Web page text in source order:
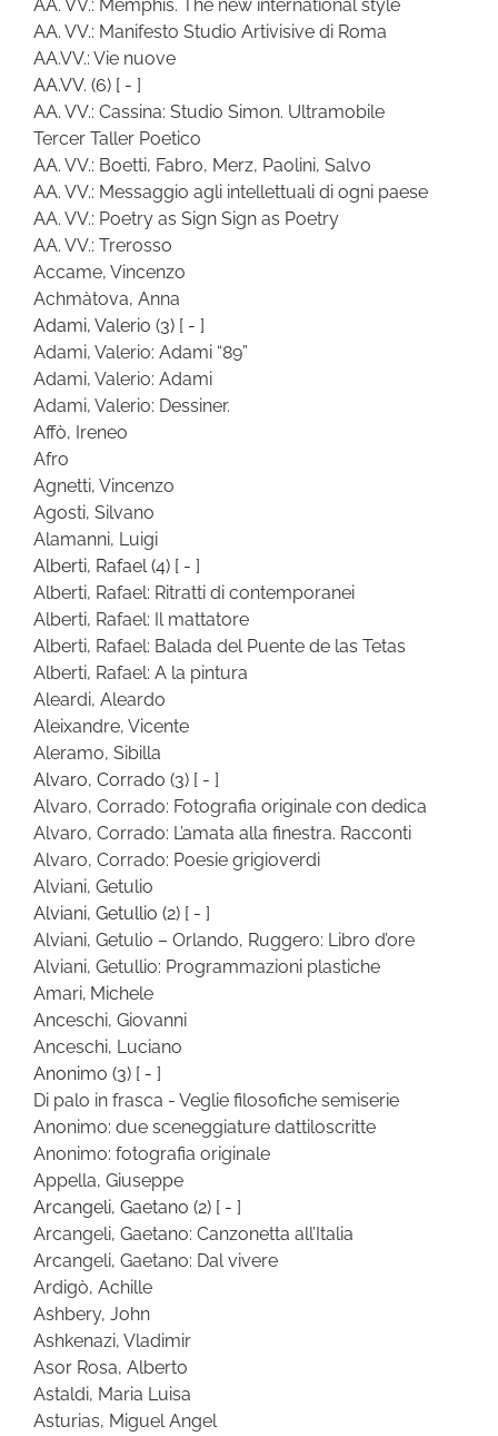
AA. VV.: Memphis. The new international style
AA. VV.: Manifesto Studio Artivisive di Roma
AA.VV.: Vie nuove
AA.VV. (6) [ - ]
AA. VV.: Cassina: Studio Simon. Ultramobile
Tercer Taller Poetico
AA. VV.: Boetti, Fabro, Merz, Paolini, Salvo
AA. VV.: Messaggio agli intellettuali di ogni paese
AA. VV.: Poetry as Sign Sign as Poetry
AA. VV.: Trerosso
Accame, Vincenzo
Achmàtova, Anna
Adami, Valerio (3) [ - ]
Adami, Valerio: Adami “89”
Adami, Valerio: Adami
Adami, Valerio: Dessiner.
Affò, Ireneo
Afro
Agnetti, Vincenzo
Agosti, Silvano
Alamanni, Luigi
Alberti, Rafael(4) [ - ]
Alberti, Rafael: Ritratti di contemporanei
Alberti, Rafael: Il mattatore
Alberti, Rafael: Balada del Puente de las Tetas
Alberti, Rafael: A la pintura
Aleardi, Aleardo
Aleixandre, Vicente
Aleramo, Sibilla
Alvaro, Corrado (3) [ - ]
Alvaro, Corrado: Fotografia originale con dedica
Alvaro, Corrado: L’amata alla finestra. Racconti
Alvaro, Corrado: Poesie grigioverdi
Alviani, Getulio
Alviani, Getullio (2) [ - ]
Alviani, Getulio – Orlando, Ruggero: Libro d’ore
Alviani, Getullio: Programmazioni plastiche
Amari, Michele
Anceschi, Giovanni
Anceschi, Luciano
Anonimo (3) [ - ]
Di palo in frasca - Veglie filosofiche semiserie
Anonimo: due sceneggiature dattiloscritte
Anonimo: fotografia originale
Appella, Giuseppe
Arcangeli, Gaetano (2) [ - ]
Arcangeli, Gaetano: Canzonetta all’Italia
Arcangeli, Gaetano: Dal vivere
Ardigò, Achille
Ashbery, John
Ashkenazi, Vladimir
Asor Rosa, Alberto
Astaldi, Maria Luisa
Asturias, Miguel Angel